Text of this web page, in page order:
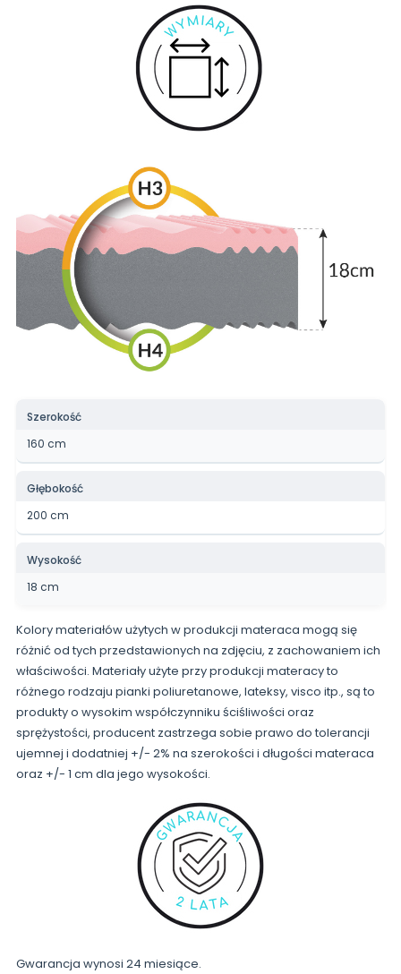
Szerokość
160 cm
Głębokość
200 cm
Wysokość
18 cm
Kolory materiałów użytych w produkcji materaca mogą się
różnić od tych przedstawionych na zdjęciu, z zachowaniem ich
właściwości. Materiały użyte przy produkcji materacy to
różnego rodzaju pianki poliuretanowe, lateksy, visco itp., są to
produkty o wysokim współczynniku ściśliwości oraz
sprężystości, producent zastrzega sobie prawo do tolerancji
ujemnej i dodatniej +/- 2% na szerokości i długości materaca
oraz +/- 1 cm dla jego wysokości.
Gwarancja wynosi 24 miesiące.